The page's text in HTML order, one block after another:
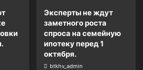
Эксперты не ждут
заметного роста
спроса на семейную
ипотеку перед 1
октября.
btkhv_admin